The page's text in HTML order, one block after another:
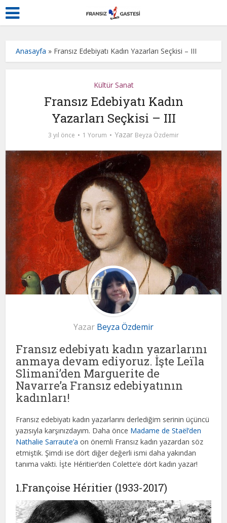
Anasayfa » Fransız Edebiyatı Kadın Yazarları Seçkisi – III
Kültür Sanat
Fransız Edebiyatı Kadın
Yazarları Seçkisi – III
3 yıl önce 1 Yorum Yazar Beyza Özdemir
Yazar Beyza Özdemir
Fransız edebiyatı kadın yazarlarını
anmaya devam ediyoruz. İşte Leïla
Slimani’den Marguerite de
Navarre’a Fransız edebiyatının
kadınları!
Fransız edebiyatı kadın yazarlarını derlediğim serinin üçüncü
yazısıyla karşınızdayım. Daha önce Madame de Staël’den
Nathalie Sarraute’a on önemli Fransız kadın yazardan söz
etmiştik. Şimdi ise dört diğer değerli ismi daha yakından
tanıma vakti. İşte Héritier’den Colette’e dört kadın yazar!
1.Françoise Héritier (1933-2017)